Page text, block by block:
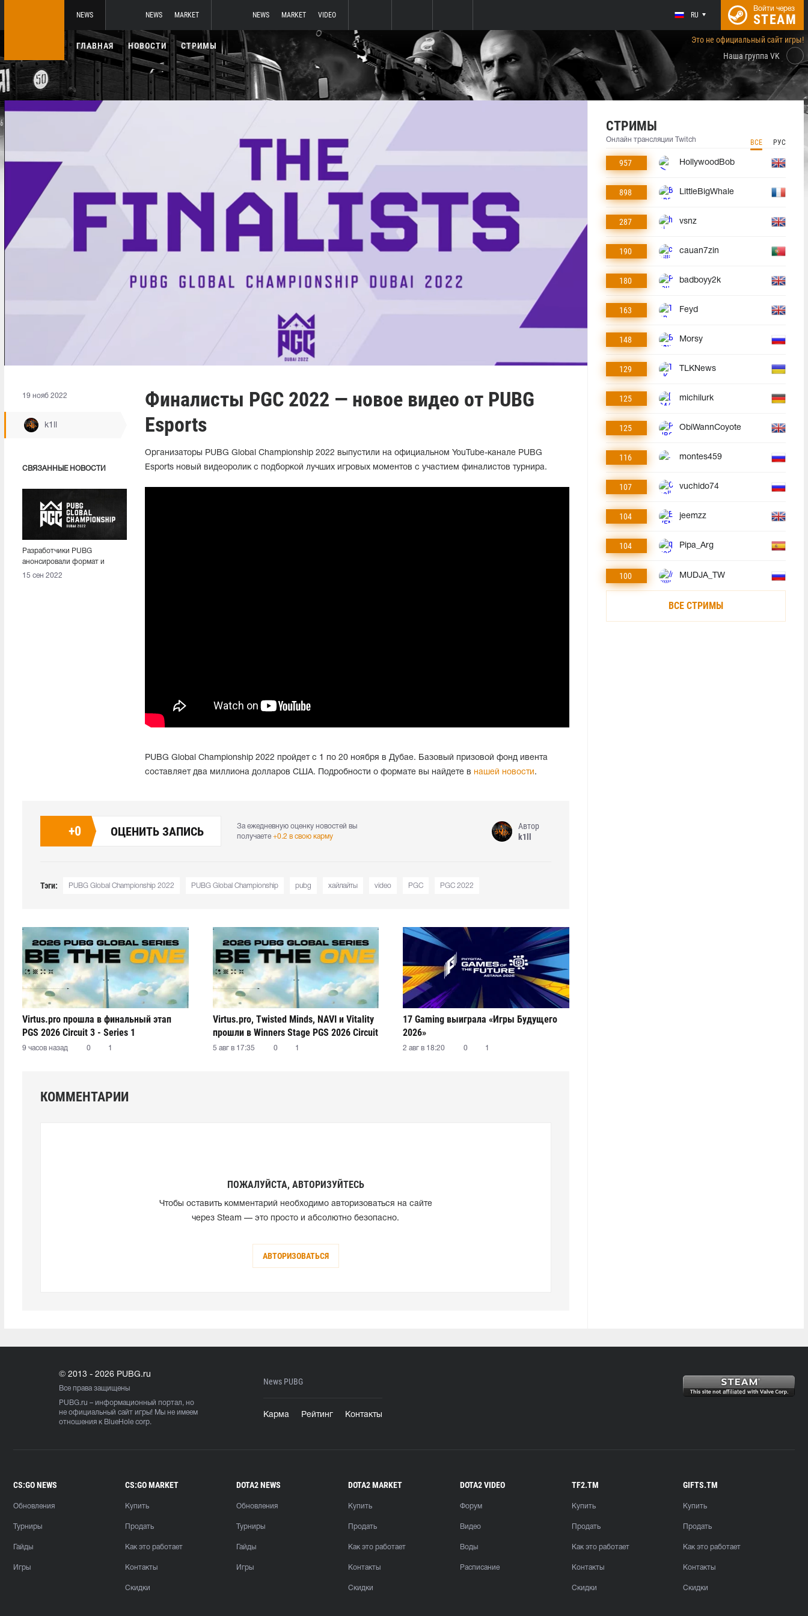
NEWS NEWS MARKET NEWS MARKET VIDEO RU
Войти через
STEAM
ГЛАВНАЯ НОВОСТИ СТРИМЫ
Это не официальный сайт игры!
Наша группа VK
19 нояб 2022
k1ll
СВЯЗАННЫЕ НОВОСТИ
Разработчики PUBG
анонсировали формат и
призовой фонд PGC 2022
15 сен 2022
Финалисты PGC 2022 — новое видео от PUBG
Esports
Организаторы PUBG Global Championship 2022 выпустили на официальном YouTube-канале PUBG
Esports новый видеоролик с подборкой лучших игровых моментов с участием финалистов турнира.
PUBG Global Championship 2022 пройдет с 1 по 20 ноября в Дубае. Базовый призовой фонд ивента
составляет два миллиона долларов США. Подробности о формате вы найдете в нашей новости.
+0 ОЦЕНИТЬ ЗАПИСЬ
За ежедневную оценку новостей вы
получаете +0.2 в свою карму
Автор
k1ll
Тэги: PUBG Global Championship 2022 PUBG Global Championship pubg хайлайты video PGC PGC 2022
Virtus.pro прошла в финальный этап
PGS 2026 Circuit 3 - Series 1
9 часов назад 0 1
Virtus.pro, Twisted Minds, NAVI и Vitality
прошли в Winners Stage PGS 2026 Circuit
3 - Series 1
5 авг в 17:35 0 1
17 Gaming выиграла «Игры Будущего
2026»
2 авг в 18:20 0 1
КОММЕНТАРИИ
ПОЖАЛУЙСТА, АВТОРИЗУЙТЕСЬ
Чтобы оставить комментарий необходимо авторизоваться на сайте
через Steam — это просто и абсолютно безопасно.
АВТОРИЗОВАТЬСЯ
СТРИМЫ
Онлайн трансляции Twitch ВСЕ РУС
957 HollywoodBob
898 LittleBigWhale
287 vsnz
190 cauan7zin
180 badboyy2k
163 Feyd
148 Morsy
129 TLKNews
125 michilurk
125 ObiWannCoyote
116 montes459
107 vuchido74
104 jeemzz
104 Pipa_Arg
100 MUDJA_TW
ВСЕ СТРИМЫ
© 2013 - 2026 PUBG.ru
Все права защищены
PUBG.ru – информационный портал, но
не официальный сайт игры! Мы не имеем
отношения к BlueHole corp.
News PUBG
Карма Рейтинг Контакты
CS:GO NEWS
Обновления
Турниры
Гайды
Игры
CS:GO MARKET
Купить
Продать
Как это работает
Контакты
Скидки
DOTA2 NEWS
Обновления
Турниры
Гайды
Игры
DOTA2 MARKET
Купить
Продать
Как это работает
Контакты
Скидки
DOTA2 VIDEO
Форум
Видео
Воды
Расписание
TF2.TM
Купить
Продать
Как это работает
Контакты
Скидки
GIFTS.TM
Купить
Продать
Как это работает
Контакты
Скидки